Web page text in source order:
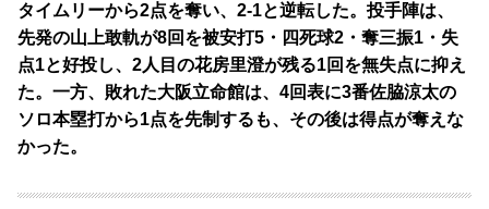
タイムリーから2点を奪い、2-1と逆転した。投手陣は、
先発の山上敢軌が8回を被安打5・四死球2・奪三振1・失
点1と好投し、2人目の花房里澄が残る1回を無失点に抑え
た。一方、敗れた大阪立命館は、4回表に3番佐脇涼太の
ソロ本塁打から1点を先制するも、その後は得点が奪えな
かった。